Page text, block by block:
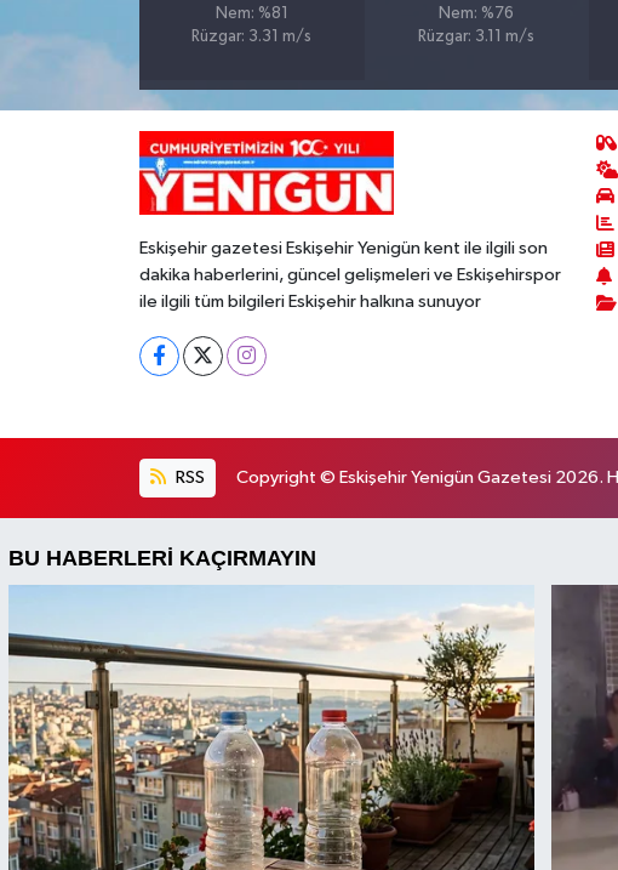
Nem: %81
Rüzgar: 3.31 m/s
Nem: %76
Rüzgar: 3.11 m/s
Eskişehir gazetesi Eskişehir Yenigün kent ile ilgili son
dakika haberlerini, güncel gelişmeleri ve Eskişehirspor
ile ilgili tüm bilgileri Eskişehir halkına sunuyor
RSS Copyright © Eskişehir Yenigün Gazetesi 2026.